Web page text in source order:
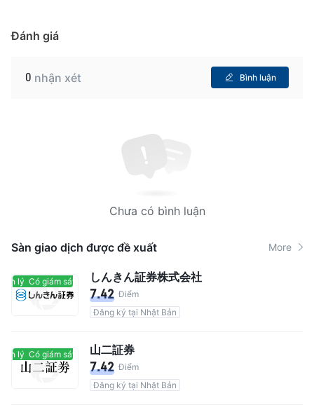
Đánh giá
0 nhận xét Bình luận
Chưa có bình luận
Sàn giao dịch được đề xuất More
lý Có giám sát quản lýしんきん証券株式会社
7.42 Điểm
Đăng ký tại Nhật Bản
lý Có giám sát quản lý山二証券
7.42 Điểm
Đăng ký tại Nhật Bản